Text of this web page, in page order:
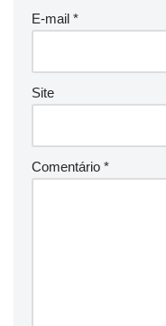
E-mail *
Site
Comentário *